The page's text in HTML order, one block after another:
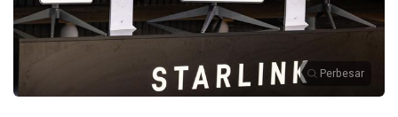
Perbesar